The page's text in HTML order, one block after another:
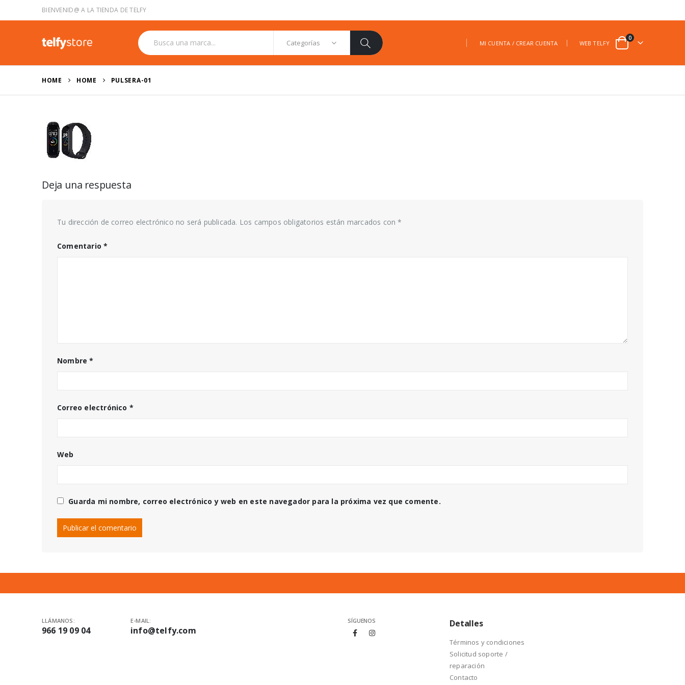
BIENVENID@ A LA TIENDA DE TELFY
Categorías | MI CUENTA / CREAR CUENTA WEB TELFY
0
HOME HOME PULSERA-01
Deja una respuesta
Tu dirección de correo electrónico no será publicada. Los campos obligatorios están marcados con*
Comentario*
Nombre*
Correo electrónico *
Web
Guarda mi nombre, correo electrónico y web en este navegador para la próxima vez que comente.
LLÁMANOS:
966 19 09 04
E-MAIL:
info@telfy.com
SÍGUENOS Detalles
Términos y condiciones
Solicitud soporte /
reparación
Contacto